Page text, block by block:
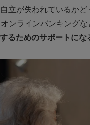
立が失われているか
ンラインバンキング
るためのサポートにな